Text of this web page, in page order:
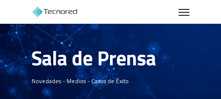
to
main
content
Menu
Sala de Prensa
Novedades - Medios - Casos de Éxito